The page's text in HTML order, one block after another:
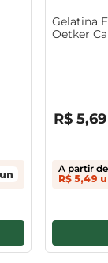
un
Gelatina
Oetker
R$ 5,69
A partir
R$ 5,49